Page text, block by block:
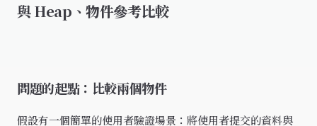
與 Heap、物件參考比較
問題的起點：比較兩個物件
假設有一個簡單的使用者驗證場景：將使用者提交的資料與